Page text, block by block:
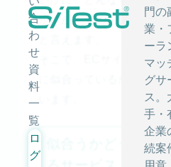
合
わ
せ
資
料
一
覧
ロ
グ
門の
業・
ーラ
マッ
グサ
ス。
手・
企業
続案
か」が、ものを売るとき
と言えます。
そこで、ECサイトの商
に似合っているか判定す
似合うかどうかAI